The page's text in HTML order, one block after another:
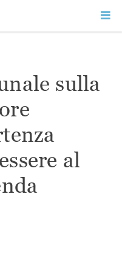
sulla
al